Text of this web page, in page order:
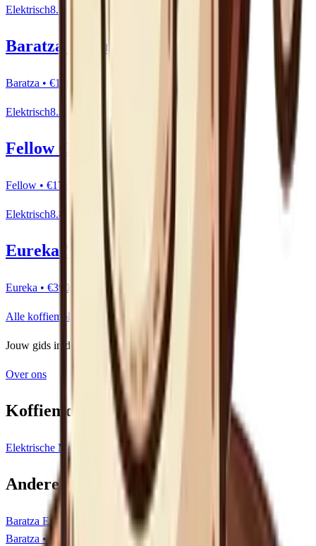
Elektrisch8.5
Baratza Encore
Baratza • €128-€156
Elektrisch8.3
Fellow Opus
Fellow • €175-€195
Elektrisch8.8
Eureka Mignon Specialita
Eureka • €390-€420
Alle koffiemolens
Jouw gids in de wereld van koffie.
Over ons
Koffiemolens
Elektrische Molens Handmatige Molens
Andere Elektrische Molens
Baratza Encore ESP review 8.4
Baratza • €149-€199